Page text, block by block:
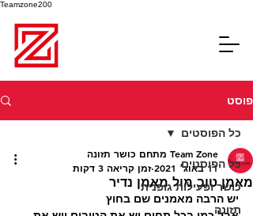
Teamzone200
פוסט
כל הפוסטים
כושר ופעילות גופנית
תזונה
כל הפוסטים
מאמן טוב מול מאמן נדיר
Team Zone מתחם כושר תזונה
11 באוג׳ 2021
זמן קריאה 3 דקות
יש הרבה מאמנים שם בחוץ